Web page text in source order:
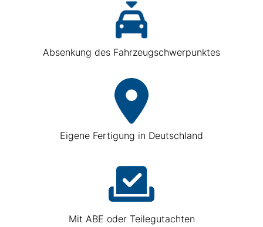
Absenkung des Fahrzeugschwerpunktes
Eigene Fertigung in Deutschland
Mit ABE oder Teilegutachten